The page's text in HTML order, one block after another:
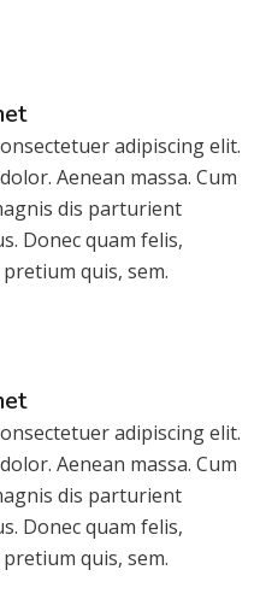
adipiscing elit.
Aenean massa. Cum
dis parturient
Donec quam felis,
quis, sem.
adipiscing elit.
Aenean massa. Cum
dis parturient
Donec quam felis,
quis, sem.